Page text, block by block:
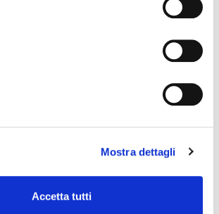
Mostra dettagli
Accetta tutti